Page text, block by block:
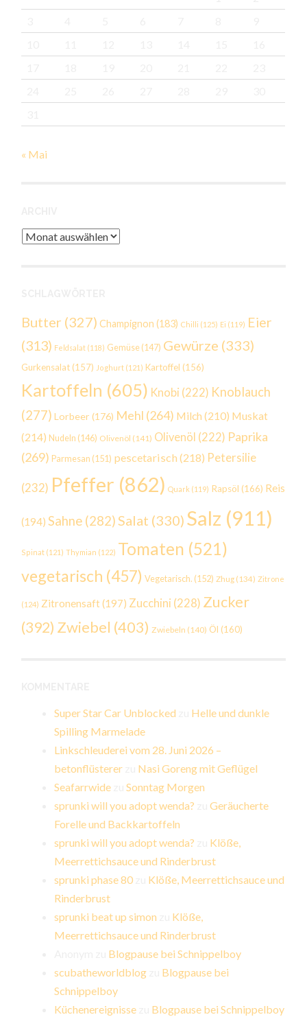
« Mai
Archiv
Butter (327) Champignon (183) Chilli (125) Ei (119) Eier
(313) Feldsalat (118) Gemüse (147) Gewürze (333)
Gurkensalat (157) Joghurt (121) Kartoffel (156)
Kartoffeln (605) Knobi (222) Knoblauch
(277) Lorbeer (176) Mehl (264) Milch (210) Muskat
(214) Nudeln (146) Olivenöl (141) Olivenöl (222) Paprika
(269) Parmesan (151) pescetarisch (218) Petersilie
(232) Pfeffer (862) Quark (119) Rapsöl (166) Reis
(194) Sahne (282) Salat (330) Salz (911)
Spinat (121) Thymian (122) Tomaten (521)
vegetarisch (457) Vegetarisch. (152) Zhug (134) Zitrone
(124) Zitronensaft(197) Zucchini (228) Zucker
(392) Zwiebel (403) Zwiebeln (140) Öl (160)
Super Star Car Unblocked
Helle und dunkle
Spilling Marmelade
Linkschleuderei vom 28. Juni 2026 –
betonflüsterer
Nasi Goreng mit Geflügel
Seafarrwide zuSonntag Morgen
sprunki will you adopt wenda? zuGeräucherte
Forelle und Backkartoffeln
sprunki will you adopt wenda?
Klöße,
Meerrettichsauce und Rinderbrust
sprunki phase 80
Klöße, Meerrettichsauce und
Rinderbrust
sprunki beat up simon
Klöße,
Meerrettichsauce und Rinderbrust
Blogpause bei Schnippelboy
scubatheworldblog
Blogpause bei
Schnippelboy
Küchenereignisse
Blogpause bei Schnippelboy